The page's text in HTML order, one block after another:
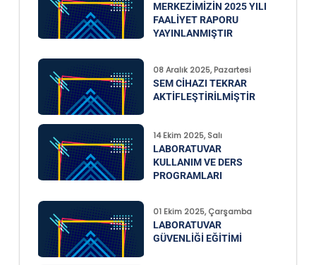
MERKEZIMIZIN 2025 YILI
FAALIYET RAPORU
YAYINLANMIŞTIR
08 Aralık 2025, Pazartesi
SEM CIHAZI TEKRAR
AKTIFLEŞTIRILMIŞTIR
14 Ekim 2025, Salı
LABORATUVAR
KULLANIM VE DERS
PROGRAMLARI
01 Ekim 2025, Çarşamba
LABORATUVAR
GÜVENLIĞI EĞITIMI